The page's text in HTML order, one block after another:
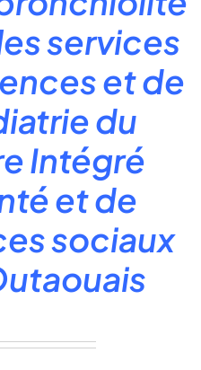
services
et de
du
Intégré
et de
sociaux